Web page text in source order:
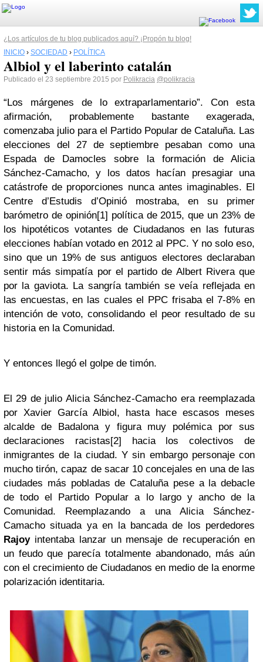
¿Los artículos de tu blog publicados aquí? ¡Propón tu blog!
INICIO › SOCIEDAD › POLÍTICA
Albiol y el laberinto catalán
Publicado el 23 septiembre 2015 por Polikracia @polikracia
“Los márgenes de lo extraparlamentario”. Con esta
afirmación, probablemente bastante exagerada,
comenzaba julio para el Partido Popular de Cataluña. Las
elecciones del 27 de septiembre pesaban como una
Espada de Damocles sobre la formación de Alicia
Sánchez-Camacho, y los datos hacían presagiar una
catástrofe de proporciones nunca antes imaginables. El
Centre d’Estudis d’Opinió mostraba, en su primer
barómetro de opinión[1] política de 2015, que un 23% de
los hipotéticos votantes de Ciudadanos en las futuras
elecciones habían votado en 2012 al PPC. Y no solo eso,
sino que un 19% de sus antiguos electores declaraban
sentir más simpatía por el partido de Albert Rivera que
por la gaviota. La sangría también se veía reflejada en
las encuestas, en las cuales el PPC frisaba el 7-8% en
intención de voto, consolidando el peor resultado de su
historia en la Comunidad.
Y entonces llegó el golpe de timón.
El 29 de julio Alicia Sánchez-Camacho era reemplazada
por Xavier García Albiol, hasta hace escasos meses
alcalde de Badalona y figura muy polémica por sus
declaraciones racistas[2] hacia los colectivos de
inmigrantes de la ciudad. Y sin embargo personaje con
mucho tirón, capaz de sacar 10 concejales en una de las
ciudades más pobladas de Cataluña pese a la debacle
de todo el Partido Popular a lo largo y ancho de la
Comunidad. Reemplazando a una Alicia Sánchez-
Camacho situada ya en la bancada de los perdedores
Rajoyintentaba lanzar un mensaje de recuperación en
un feudo que parecía totalmente abandonado, más aún
con el crecimiento de Ciudadanos en medio de la enorme
polarización identitaria.